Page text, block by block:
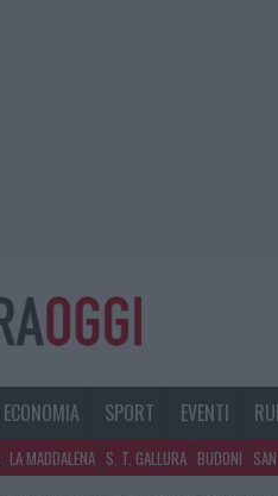
ECONOMIA SPORT EVENTI
LA MADDALENA S. T. GALLURA BUDONI